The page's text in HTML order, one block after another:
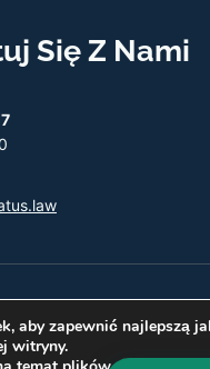
Się Z Nami
- Twoja księgowość w
aby zapewnić najlepszą
witryny.